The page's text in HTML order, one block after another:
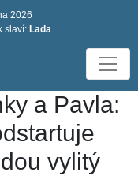
2026
slaví: Lada
a Pavla:
vylitý